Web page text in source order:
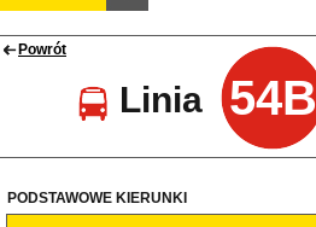
Powrót
Linia 54B
PODSTAWOWE KIERUNKI